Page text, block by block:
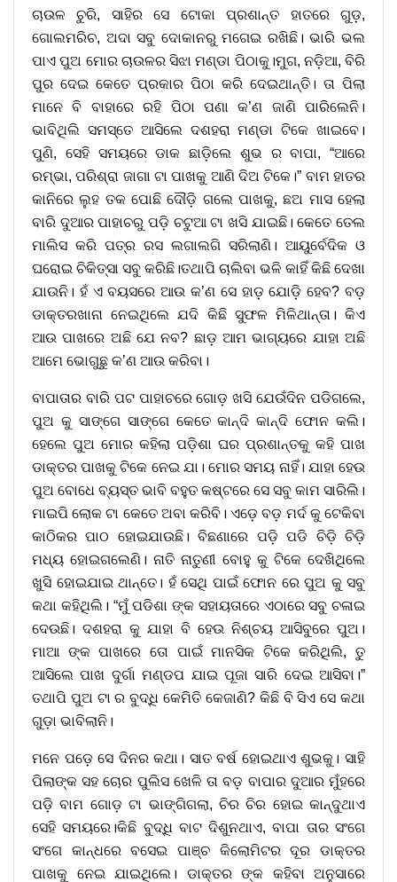
ଚାଉଳ ଚୁରି, ସାହିର ସେ ଟୋକା ପ୍ରଶାନ୍ତ ହାତରେ ଗୁଡ଼,
ଗୋଲମରିଚ, ଅଦା ସବୁ ଦୋକାନରୁ ମଗେଇ ରଖିଛି। ଭାରି ଭଲ
ପାଏ ପୁଅ ମୋର ଚାଉଳର ସିଝା ମଣ୍ଡା ପିଠାକୁ।ମୁଗ, ନଡ଼ିଆ, ବିରି
ପୁର ଦେଇ କେତେ ପ୍ରକାର ପିଠା କରି ଦେଇଥାନ୍ତି। ତା ପିଲା
ମାନେ ବି ବାହାରେ ରହି ପିଠା ପଣା କ’ଣ ଜାଣି ପାରିଲେନି।
ଭାବିଥିଲି ସମସ୍ତେ ଆସିଲେ ଦଶହରା ମଣ୍ଡା ଟିକେ ଖାଇବେ।
ପୁଣି, ସେହି ସମୟରେ ଡାକ ଛାଡ଼ିଲେ ଶୁଭ ର ବାପା, “ଆରେ
ରମ୍ଭା, ପରିଶ୍ରା ଜାଗା ଟା ପାଖକୁ ଆଣି ଦିଅ ଟିକେ।” ବାମ ହାତର
କାନିରେ ଲୁହ ତକ ପୋଛି ଦୌଡ଼ି ଗଲେ ପାଖକୁ, ଛଅ ମାସ ହେଲା
ବାରି ଦୁଆର ପାହାଚରୁ ପଡ଼ି ଚଟୁଆ ଟା ଖସି ଯାଇଛି। କେତେ ତେଲ
ମାଲିସ କରି ପତ୍ର ରସ ଲଗାଲଗି ସରିଲାଣି। ଆୟୁର୍ବେଦିକ ଓ
ଘରୋଇ ଚିକିତ୍ସା ସବୁ କରିଛି।ତଥାପି ଚାଲିବା ଭଳି କାହିଁ କିଛି ଦେଖା
ଯାଉନି। ହଁ ଏ ବୟସରେ ଆଉ କ’ଣ ସେ ହାଡ଼ ଯୋଡ଼ି ହେବ? ବଡ଼
ଡାକ୍ତରଖାନା ନେଇଥିଲେ ଯଦି କିଛି ସୁଫଳ ମିଳିଥାନ୍ତା। କିଏ
ଆଉ ପାଖରେ ଅଛି ଯେ ନବ? ଛାଡ଼ ଆମ ଭାଗ୍ୟରେ ଯାହା ଅଛି
ଆମେ ଭୋଗୁଛୁ କ’ଣ ଆଉ କରିବା।
ବାପାତାର ବାରି ପଟ ପାହାଚରେ ଗୋଡ଼ ଖସି ଯେଉଁଦିନ ପଡିଗଲେ,
ପୁଅ କୁ ସାଙ୍ଗେ ସାଙ୍ଗେ କେତେ କାନ୍ଦି କାନ୍ଦି ଫୋନ କଲି।
ହେଲେ ପୁଅ ମୋର କହିଲା ପଡ଼ିଶା ଘର ପ୍ରଶାନ୍ତକୁ କହି ପାଖ
ଡାକ୍ତର ପାଖକୁ ଟିକେ ନେଇ ଯା। ମୋର ସମୟ ନାହିଁ। ଯାହା ହେଉ
ପୁଅ ବୋଧେ ବ୍ୟସ୍ତ ଭାବି ବହୁତ କଷ୍ଟରେ ସେ ସବୁ କାମ ସାରିଲି।
ମାଇପି ଲୋକ ଟା କେତେ ଅବା କରିବି। ଏଡ଼େ ବଡ଼ ମର୍ଦ କୁ ଟେକିବା
କାଠିକର ପାଠ ହୋଇଯାଉଛି। ବିଛଣାରେ ପଡ଼ି ପଡି ଚିଡ଼ି ଚିଡ଼ି
ମଧ୍ୟ ହୋଇଗଲେଣି। ନାତି ନାତୁଣୀ ବୋହୁ କୁ ଟିକେ ଦେଖିଥିଲେ
ଖୁସି ହୋଇଯାଇ ଥାନ୍ତେ। ହଁ ସେଥି ପାଇଁ ଫୋନ ରେ ପୁଅ କୁ ସବୁ
କଥା କହିଥିଲି। “ମୁଁ ପଡିଶା ଙ୍କ ସହାୟତାରେ ଏଠାରେ ସବୁ ଚଳାଇ
ଦେଉଛି। ଦଶହରା କୁ ଯାହା ବି ହେଉ ନିଶ୍ଚୟ ଆସିବୁରେ ପୁଅ।
ମାଆ ଙ୍କ ପାଖରେ ତୋ ପାଇଁ ମାନସିକ ଟିକେ କରିଥିଲି, ତୁ
ଆସିଲେ ପାଖ ଦୁର୍ଗା ମଣ୍ଡପ ଯାଇ ପୂଜା ସାରି ଦେଇ ଆସିବା।”
ତଥାପି ପୁଅ ଟା ର ବୁଦ୍ଧି କେମିତି କେଜାଣି? କିଛି ବି ସିଏ ସେ କଥା
ଗୁଡ଼ା ଭାବିଲାନି।
ମନେ ପଡ଼େ ସେ ଦିନର କଥା। ସାତ ବର୍ଷ ହୋଇଥାଏ ଶୁଭକୁ। ସାହି
ପିଲାଙ୍କ ସହ ଚୋର ପୁଲିସ ଖେଳି ତା ବଡ଼ ବାପାର ଦୁଆର ମୁଁହରେ
ପଡ଼ି ବାମ ଗୋଡ଼ ଟା ଭାଙ୍ଗିଗଲା, ଚିର ଚିର ହୋଇ କାନ୍ଦୁଥାଏ
ସେହି ସମୟରେ।କିଛି ବୁଦ୍ଧି ବାଟ ଦିଶୁନଥାଏ, ବାପା ତାର ସଂଗେ
ସଂଗେ କାନ୍ଧରେ ବସେଇ ପାଞ୍ଚ କିଲୋମିଟର ଦୂର ଡାକ୍ତର
ପାଖକୁ ନେଇ ଯାଇଥିଲେ। ଡାକ୍ତର ଙ୍କ କହିବା ଅନୁସାରେ